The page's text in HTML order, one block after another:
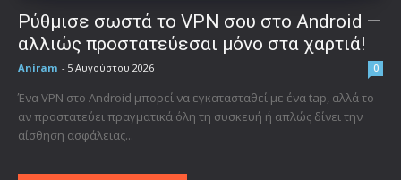
Ρύθμισε σωστά το VPN σου στο Android —
αλλιώς προστατεύεσαι μόνο στα χαρτιά!
Aniram - 5 Αυγούστου 2026 0
Ένα VPN στο Android μπορεί να εγκατασταθεί με ένα tap, αλλά το
αν προστατεύει πραγματικά όλη τη συσκευή ή απλώς δίνει την
αίσθηση ασφάλειας...